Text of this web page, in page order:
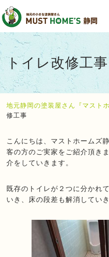
トイレ改修工事
地元静岡の塗装屋さん『マスト
修工事
こんにちは、マストホームズ
客の方のご実家をご紹介頂き
介をしていきます。
既存のトイレが２つに分かれ
いき、床の段差も解消していき